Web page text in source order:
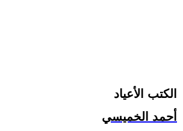
الكتب الأعياد
أحمد الخميسي